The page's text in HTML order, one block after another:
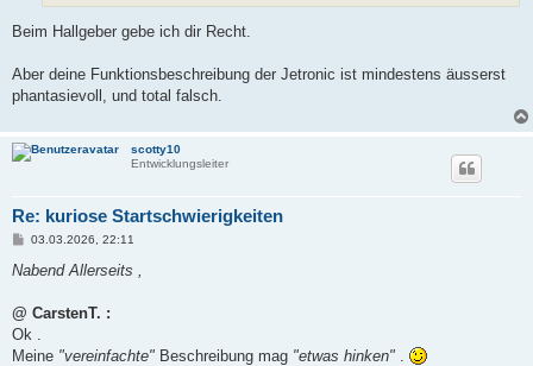
Beim Hallgeber gebe ich dir Recht.
Aber deine Funktionsbeschreibung der Jetronic ist mindestens äusserst
phantasievoll, und total falsch.
scotty10
Entwicklungsleiter
Re: kuriose Startschwierigkeiten
B
i
a
03.03.2026, 22:11
Nabend Allerseits ,
@ CarstenT. :
Ok .
Meine "vereinfachte" Beschreibung mag "etwas hinken"